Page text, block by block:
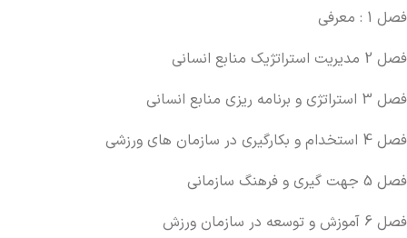
فصل 1 : معرفی
فصل 2 مدیریت استراتژیک منابع انسانی
فصل 3 استراتژی و برنامه ریزی منابع انسانی
فصل 4 استخدام و بکارگیری در سازمان های ورزشی
فصل 5 جهت گیری و فرهنگ سازمانی
فصل 6 آموزش و توسعه در سازمان ورزش